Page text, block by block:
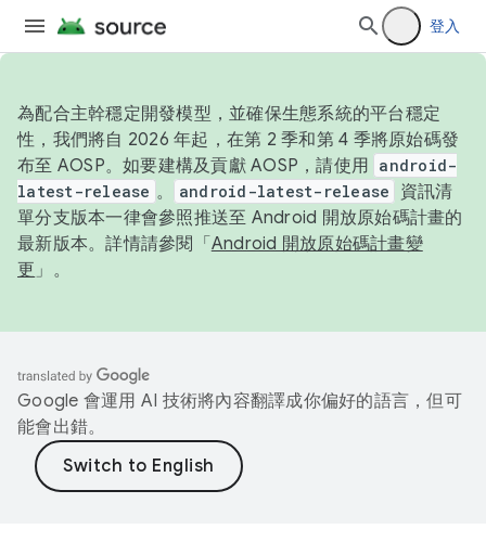
登入
為配合主幹穩定開發模型，並確保生態系統的平台穩定
性，我們將自 2026 年起，在第 2 季和第 4 季將原始碼發
布至 AOSP。如要建構及貢獻 AOSP，請使用 android-
latest-release 。 android-latest-release
資訊清
單分支版本一律會參照推送至 Android 開放原始碼計畫的
最新版本。詳情請參閱「 Android 開放原始碼計畫變
更 」。
Google 會運用 AI 技術將內容翻譯成你偏好的語言，但可
能會出錯。